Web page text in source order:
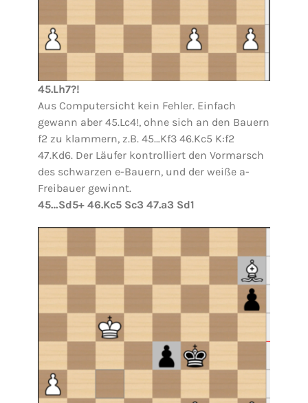
45.Lh7?!
Aus Computersicht kein Fehler. Einfach
gewann aber 45.Lc4!, ohne sich an den Bauern
f2 zu klammern, z.B. 45…Kf3 46.Kc5 K:f2
47.Kd6. Der Läufer kontrolliert den Vormarsch
des schwarzen e-Bauern, und der weiße a-
Freibauer gewinnt.
45…Sd5+ 46.Kc5 Sc3 47.a3 Sd1